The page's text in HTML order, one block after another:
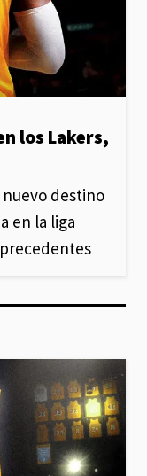
los Lakers,
nuevo destino
en la liga